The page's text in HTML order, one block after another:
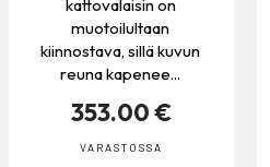
kattovalaisin on
muotoilultaan
kiinnostava, sillä kuvun
reuna kapenee...
353.00 €
VARASTOSSA